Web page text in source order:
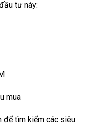
tư này:
mua
để tìm kiểm các siêu